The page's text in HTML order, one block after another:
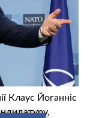
Клаус Йоганніс